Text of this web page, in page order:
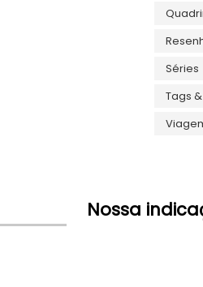
Séries
Tags
Nossa